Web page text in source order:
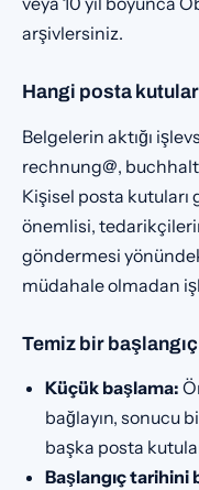
arşivlersiniz.
Hangi posta
Belgelerin aktığı
rechnung@,
Kişisel posta
önemlisi,
göndermesi
müdahale olmadan
Temiz bir
Küçük başlama:
bağlayın, sonucu
başka posta
Başlangıç tarihini